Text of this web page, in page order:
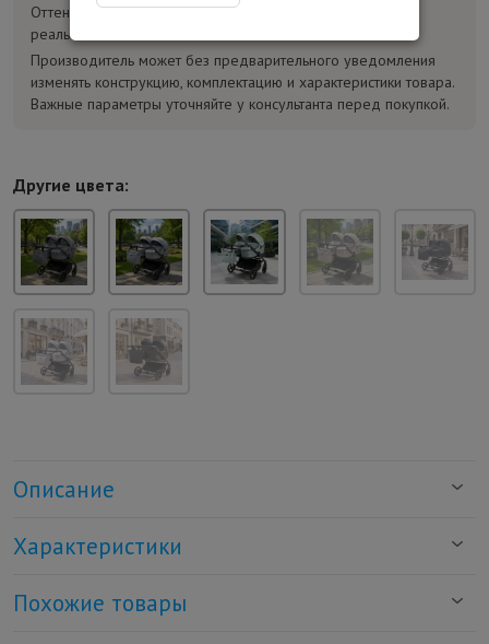
Оттенок товара на фотографиях может отличаться от
реального.
Производитель может без предварительного уведомления
изменять конструкцию, комплектацию и характеристики товара.
Важные параметры уточняйте у консультанта перед покупкой.
Другие цвета:
Описание
Характеристики
Похожие товары